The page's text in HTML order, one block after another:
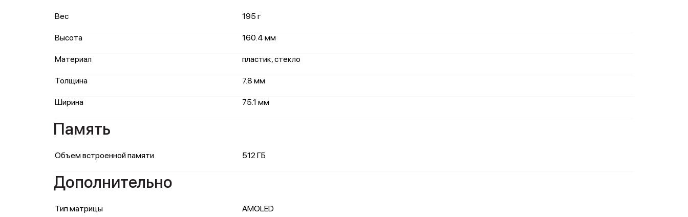
Вес 195 г
Высота 160.4 мм
Материал пластик, стекло
Толщина 7.8 мм
Ширина 75.1 мм
Память
Объем встроенной памяти 512 ГБ
Дополнительно
Тип матрицы AMOLED